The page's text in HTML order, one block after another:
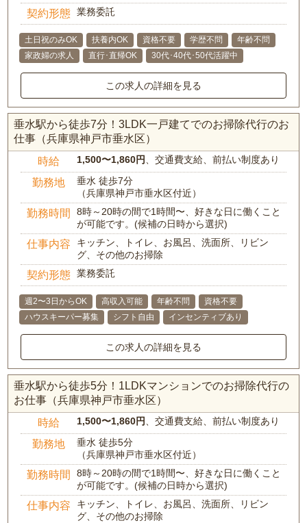
契約形態 業務委託
土日祝のみOK 扶養内OK 資格不要 学歴不問
年齢不問
家政婦の求人
直行･直帰OK 30代･40代･50代活躍中
この求人の詳細を見る
垂水駅から徒歩7分！3LDK一戸建てでのお掃除代行のお
仕事（兵庫県神戸市垂水区）
時給 1,500〜1,860円、交通費支給、前払い制度あり
勤務地
垂水 徒歩7分
（兵庫県神戸市垂水区付近）
勤務時間
8時～20時の間で1時間〜、好きな日に働くこと
が可能です。(候補の日時から選択)
仕事内容
キッチン、トイレ、お風呂、洗面所、リビン
グ、その他のお掃除
契約形態 業務委託
週2〜3日からOK 高収入可能 年齢不問
資格不要
ハウスキーパー募集
シフト自由 インセンティブあり
この求人の詳細を見る
垂水駅から徒歩5分！1LDKマンションでのお掃除代行の
お仕事（兵庫県神戸市垂水区）
時給 1,500〜1,860円、交通費支給、前払い制度あり
勤務地
垂水 徒歩5分
（兵庫県神戸市垂水区付近）
勤務時間
8時～20時の間で1時間〜、好きな日に働くこと
が可能です。(候補の日時から選択)
仕事内容
キッチン、トイレ、お風呂、洗面所、リビン
グ、その他のお掃除